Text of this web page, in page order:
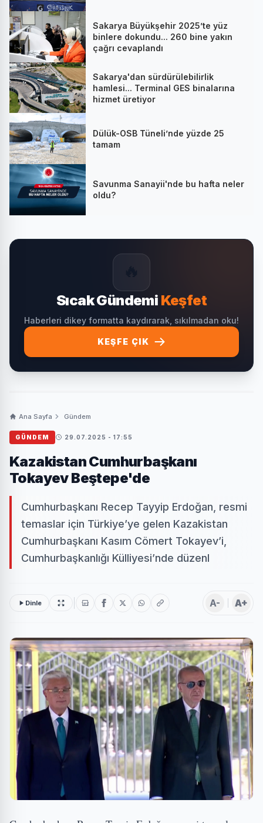
Sakarya Büyükşehir 2025’te yüz
binlere dokundu... 260 bine yakın
çağrı cevaplandı
Sakarya'dan sürdürülebilirlik
hamlesi... Terminal GES binalarına
hizmet üretiyor
Dülük-OSB Tüneli’nde yüzde 25
tamam
Savunma Sanayii'nde bu hafta neler
oldu?
Sıcak Gündemi Keşfet
Haberleri dikey formatta kaydırarak, sıkılmadan oku!
KEŞFE ÇIK
Ana Sayfa Gündem
GÜNDEM 29.07.2025 - 17:55
Kazakistan Cumhurbaşkanı
Tokayev Beştepe'de
Cumhurbaşkanı Recep Tayyip Erdoğan, resmi
temaslar için Türkiye’ye gelen Kazakistan
Cumhurbaşkanı Kasım Cömert Tokayev’i,
Cumhurbaşkanlığı Külliyesi’nde düzenl
Dinle A- A+